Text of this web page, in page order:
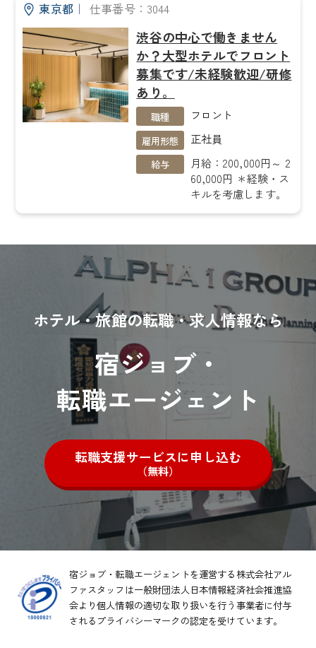
東京都｜ 仕事番号：3044
渋谷の中心で働きません
か？大型ホテルでフロント
募集です/未経験歓迎/研修
あり。
職種 フロント
雇用形態 正社員
給与
月給：200,000円～ 2
60,000円 ＊経験・ス
キルを考慮します。
ホテル・旅館の転職・求人情報なら
宿ジョブ・
転職エージェント
転職支援サービスに申し込む
（無料）
宿ジョブ・転職エージェントを運営する株式会社アル
ファスタッフは一般財団法人日本情報経済社会推進協
会より個人情報の適切な取り扱いを行う事業者に付与
されるプライバシーマークの認定を受けています。